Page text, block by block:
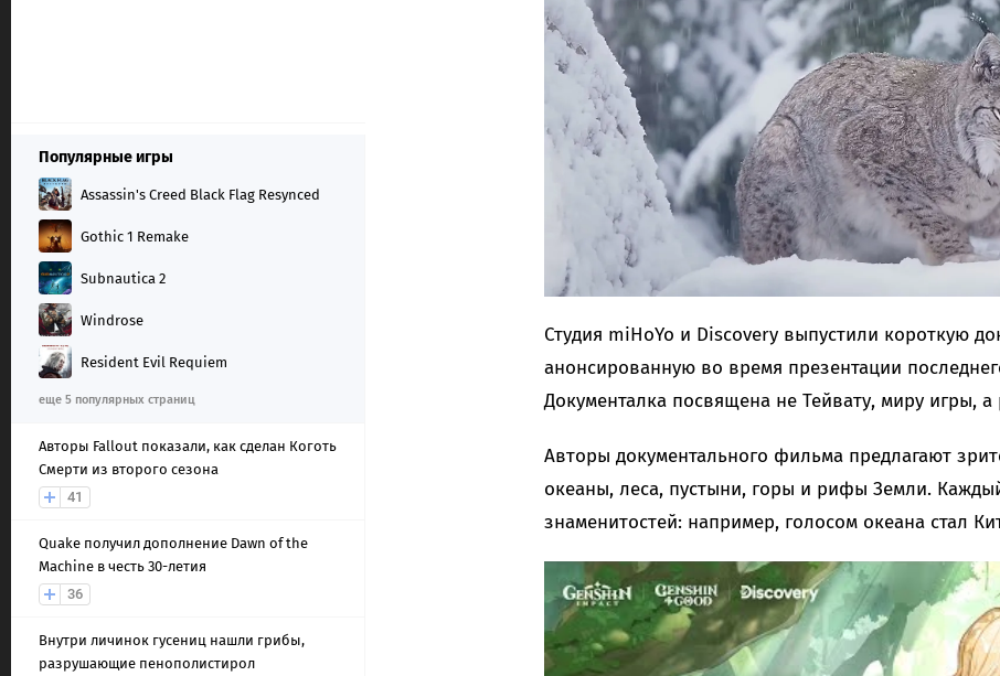
Популярные игры
Assassin's Creed Black Flag Resynced
Gothic 1 Remake
Subnautica 2
Windrose
Resident Evil Requiem
еще 5 популярных страниц
Авторы Fallout показали, как сделан Коготь
Смерти из второго сезона
41
Quake получил дополнение Dawn of the
Machine в честь 30-летия
36
Внутри личинок гусениц нашли грибы,
разрушающие пенополистирол
Студия miHoYo и Discovery выпустили короткую
анонсированную во время презентации
Документалка посвящена не Тейвату, миру игры,
Авторы документального фильма предлагают
океаны, леса, пустыни, горы и рифы Земли.
знаменитостей: например, голосом океана стал